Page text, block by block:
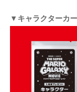
▼キャラクターカ